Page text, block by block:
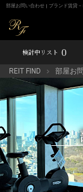
部屋お問い合わせ | ブランド賃貸
検討中リスト 0
REIT FIND 部屋お